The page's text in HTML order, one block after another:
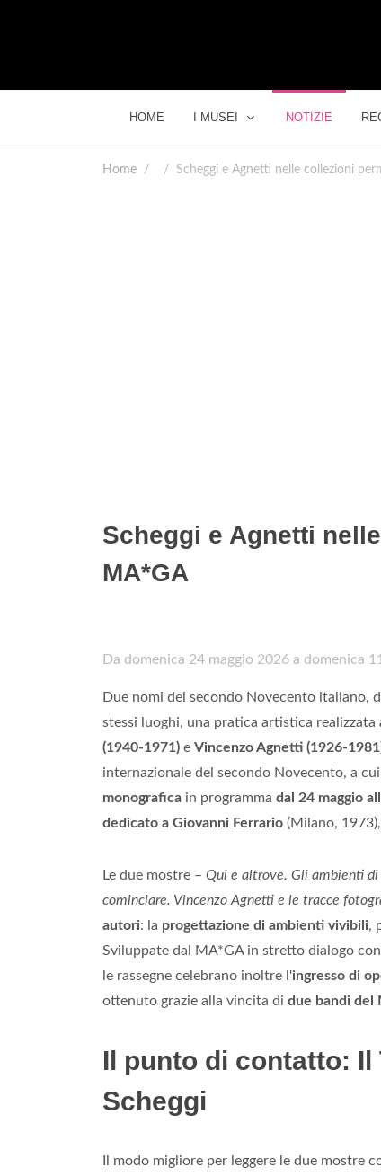
HOME I MUSEI NOTIZIE
Home Scheggi e Agnetti nelle collezioni
Scheggi e Agnetti
MA*GA
Da domenica 24 maggio 2026 a domenica
Due nomi del secondo Novecento italiano,
stessi luoghi, una pratica artistica realizzata
(1940-1971) e Vincenzo Agnetti (1926-
internazionale del secondo Novecento, a cui
monografica in programma dal 24 maggio
dedicato a Giovanni Ferrario (Milano, 1973),
Le due mostre – Qui e altrove. Gli ambienti
cominciare. Vincenzo Agnetti e le tracce
autori: la progettazione di ambienti vivibili,
Sviluppate dal MA*GA in stretto dialogo
le rassegne celebrano inoltre l'ingresso di
ottenuto grazie alla vincita di due bandi del
Il punto di contatto: Il
Scheggi
Il modo migliore per leggere le due mostre